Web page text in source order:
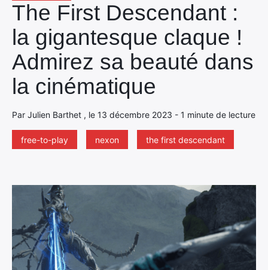
The First Descendant :
la gigantesque claque !
Admirez sa beauté dans
la cinématique
Par Julien Barthet , le 13 décembre 2023 - 1 minute de lecture
free-to-play nexon the first descendant